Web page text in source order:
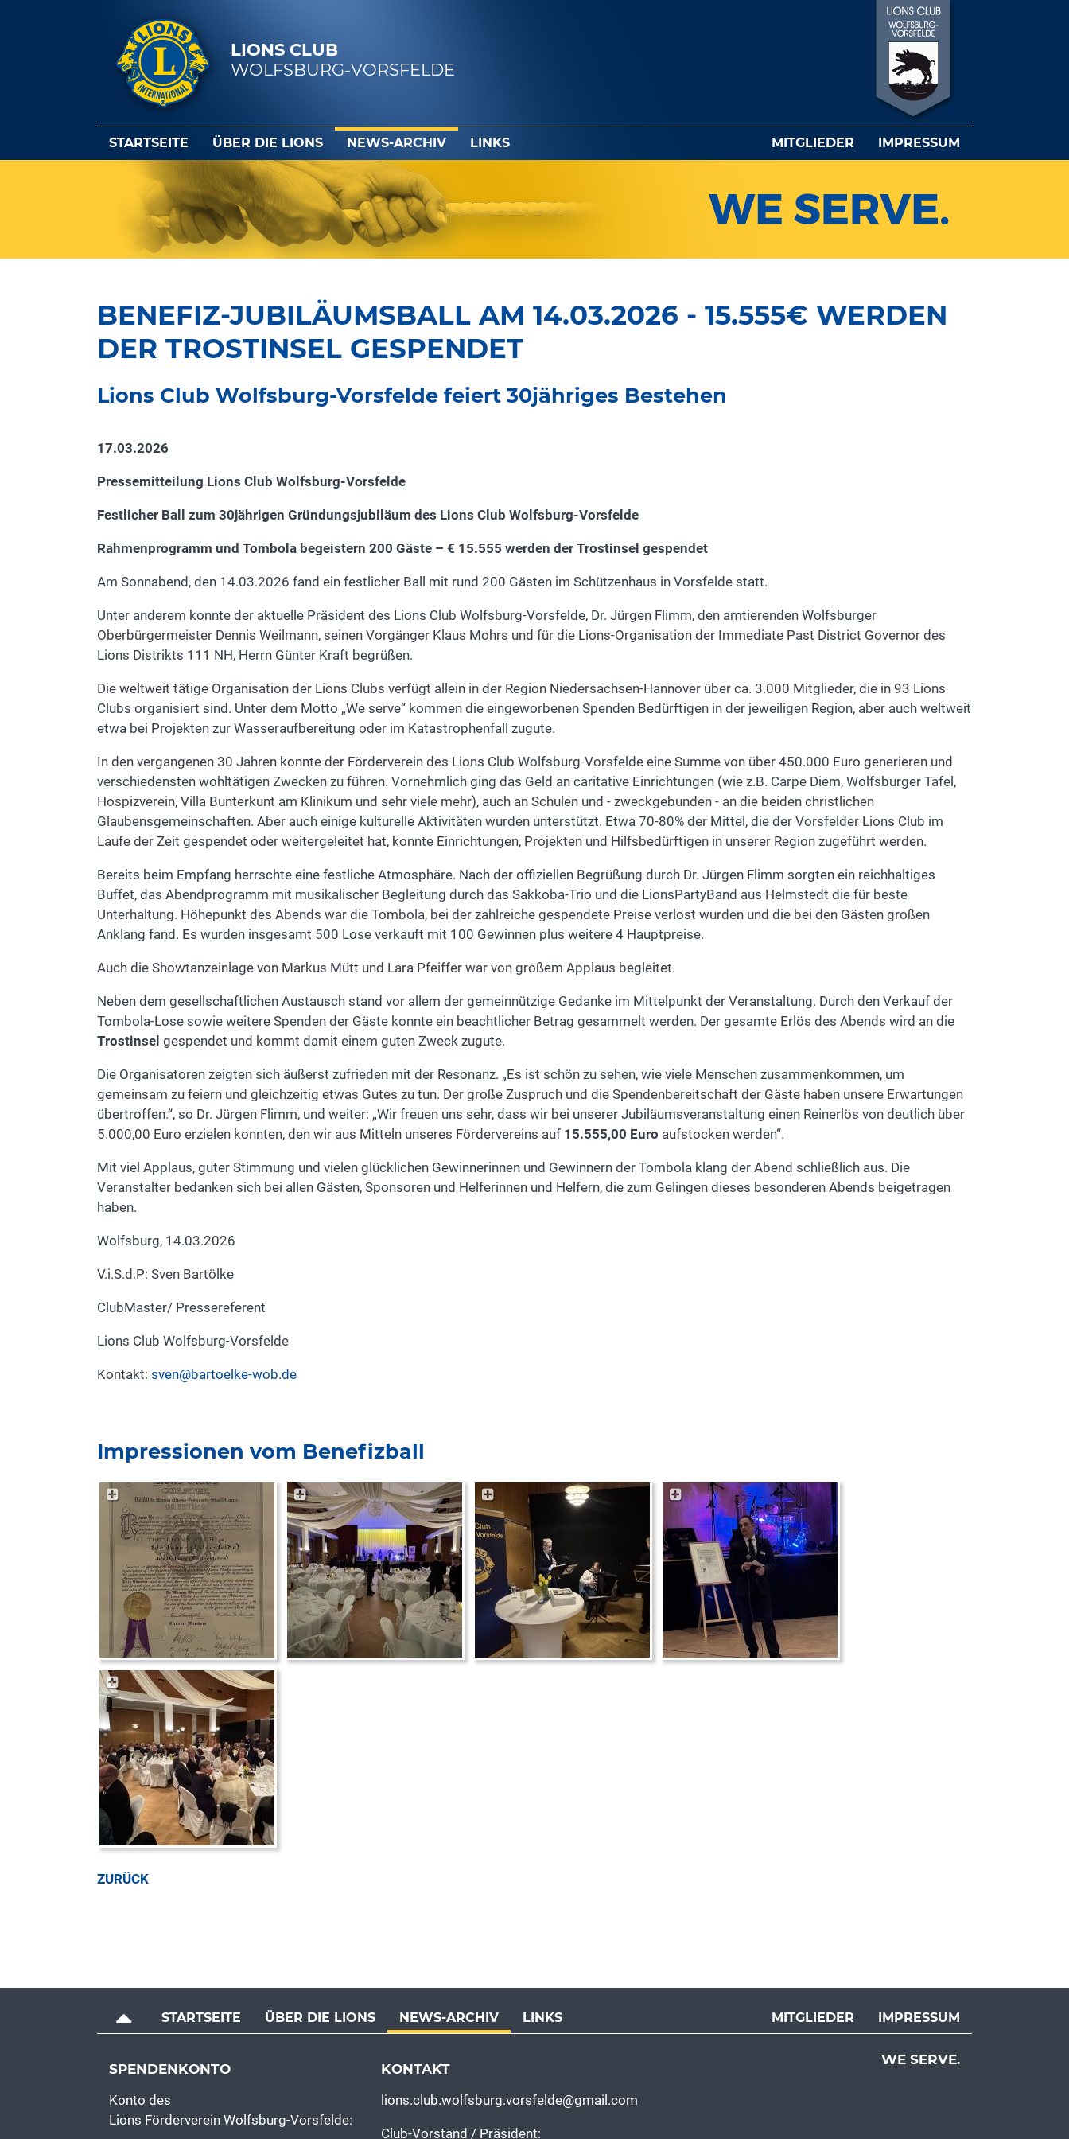
LIONS CLUB
WOLFSBURG-VORSFELDE
STARTSEITE ÜBER DIE LIONS NEWS-ARCHIV LINKS IMPRESSUM
MITGLIEDER
BENEFIZ-JUBILÄUMSBALL AM 14.03.2026 - 15.555€ WERDEN
DER TROSTINSEL GESPENDET
Lions Club Wolfsburg-Vorsfelde feiert 30jähriges Bestehen
17.03.2026
Pressemitteilung Lions Club Wolfsburg-Vorsfelde
Festlicher Ball zum 30jährigen Gründungsjubiläum des Lions Club Wolfsburg-Vorsfelde
Rahmenprogramm und Tombola begeistern 200 Gäste – € 15.555 werden der Trostinsel gespendet
Am Sonnabend, den 14.03.2026 fand ein festlicher Ball mit rund 200 Gästen im Schützenhaus in Vorsfelde statt.
Unter anderem konnte der aktuelle Präsident des Lions Club Wolfsburg-Vorsfelde, Dr. Jürgen Flimm, den amtierenden Wolfsburger
Oberbürgermeister Dennis Weilmann, seinen Vorgänger Klaus Mohrs und für die Lions-Organisation der Immediate Past District Governor des
Lions Distrikts 111 NH, Herrn Günter Kraft begrüßen.
Die weltweit tätige Organisation der Lions Clubs verfügt allein in der Region Niedersachsen-Hannover über ca. 3.000 Mitglieder, die in 93 Lions
Clubs organisiert sind. Unter dem Motto „We serve“ kommen die eingeworbenen Spenden Bedürftigen in der jeweiligen Region, aber auch weltweit
etwa bei Projekten zur Wasseraufbereitung oder im Katastrophenfall zugute.
In den vergangenen 30 Jahren konnte der Förderverein des Lions Club Wolfsburg-Vorsfelde eine Summe von über 450.000 Euro generieren und
verschiedensten wohltätigen Zwecken zu führen. Vornehmlich ging das Geld an caritative Einrichtungen (wie z.B. Carpe Diem, Wolfsburger Tafel,
Hospizverein, Villa Bunterkunt am Klinikum und sehr viele mehr), auch an Schulen und - zweckgebunden - an die beiden christlichen
Glaubensgemeinschaften. Aber auch einige kulturelle Aktivitäten wurden unterstützt. Etwa 70-80% der Mittel, die der Vorsfelder Lions Club im
Laufe der Zeit gespendet oder weitergeleitet hat, konnte Einrichtungen, Projekten und Hilfsbedürftigen in unserer Region zugeführt werden.
Bereits beim Empfang herrschte eine festliche Atmosphäre. Nach der offiziellen Begrüßung durch Dr. Jürgen Flimm sorgten ein reichhaltiges
Buffet, das Abendprogramm mit musikalischer Begleitung durch das Sakkoba-Trio und die LionsPartyBand aus Helmstedt die für beste
Unterhaltung. Höhepunkt des Abends war die Tombola, bei der zahlreiche gespendete Preise verlost wurden und die bei den Gästen großen
Anklang fand. Es wurden insgesamt 500 Lose verkauft mit 100 Gewinnen plus weitere 4 Hauptpreise.
Auch die Showtanzeinlage von Markus Mütt und Lara Pfeiffer war von großem Applaus begleitet.
Neben dem gesellschaftlichen Austausch stand vor allem der gemeinnützige Gedanke im Mittelpunkt der Veranstaltung. Durch den Verkauf der
Tombola-Lose sowie weitere Spenden der Gäste konnte ein beachtlicher Betrag gesammelt werden. Der gesamte Erlös des Abends wird an die
Trostinsel gespendet und kommt damit einem guten Zweck zugute.
Die Organisatoren zeigten sich äußerst zufrieden mit der Resonanz. „Es ist schön zu sehen, wie viele Menschen zusammenkommen, um
gemeinsam zu feiern und gleichzeitig etwas Gutes zu tun. Der große Zuspruch und die Spendenbereitschaft der Gäste haben unsere Erwartungen
übertroffen.“, so Dr. Jürgen Flimm, und weiter: „Wir freuen uns sehr, dass wir bei unserer Jubiläumsveranstaltung einen Reinerlös von deutlich über
5.000,00 Euro erzielen konnten, den wir aus Mitteln unseres Fördervereins auf 15.555,00 Euro aufstocken werden“.
Mit viel Applaus, guter Stimmung und vielen glücklichen Gewinnerinnen und Gewinnern der Tombola klang der Abend schließlich aus. Die
Veranstalter bedanken sich bei allen Gästen, Sponsoren und Helferinnen und Helfern, die zum Gelingen dieses besonderen Abends beigetragen
haben.
Wolfsburg, 14.03.2026
V.i.S.d.P: Sven Bartölke
ClubMaster/ Pressereferent
Lions Club Wolfsburg-Vorsfelde
Kontakt: sven@bartoelke-wob.de
Impressionen vom Benefizball
ZURÜCK
TOP STARTSEITE ÜBER DIE LIONS NEWS-ARCHIV LINKS IMPRESSUM
MITGLIEDER
SPENDENKONTO
Konto des
Lions Förderverein Wolfsburg-Vorsfelde:
KONTAKT
lions.club.wolfsburg.vorsfelde@gmail.com
Club-Vorstand / Präsident:
WE SERVE.